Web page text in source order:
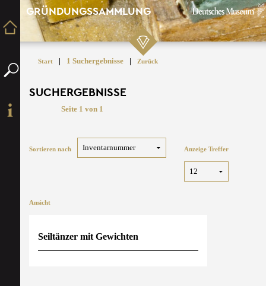
GRÜNDUNGSSAMMLUNG
Start | 1 Suchergebnisse | Zurück
SUCHERGEBNISSE
Seite 1 von 1
Sortieren nach Anzeige Treffer
Ansicht
Seiltänzer mit Gewichten